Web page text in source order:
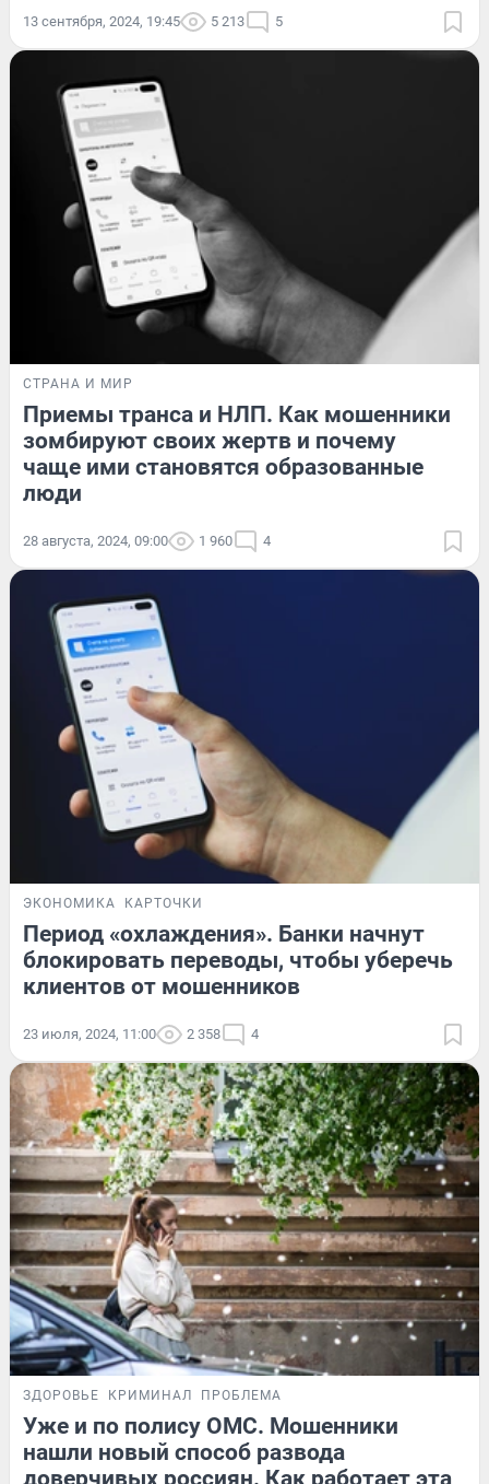
13 сентября, 2024, 19:45 5 213 5
СТРАНА И МИР
Приемы транса и НЛП. Как мошенники
зомбируют своих жертв и почему
чаще ими становятся образованные
люди
28 августа, 2024, 09:00 1 960 4
ЭКОНОМИКА КАРТОЧКИ
Период «охлаждения». Банки начнут
блокировать переводы, чтобы уберечь
клиентов от мошенников
23 июля, 2024, 11:00 2 358 4
ЗДОРОВЬЕ КРИМИНАЛ ПРОБЛЕМА
Уже и по полису ОМС. Мошенники
нашли новый способ развода